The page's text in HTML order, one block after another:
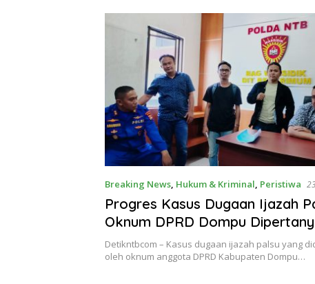
Breaking News, Hukum & Kriminal, Peristiwa
Progres Kasus Dugaan Ijazah
Oknum DPRD Dompu
Kabag Wassidik Polda NTB Irit
Detikntbcom – Kasus dugaan ijazah palsu yang
oleh oknum anggota DPRD Kabupaten Dompu…